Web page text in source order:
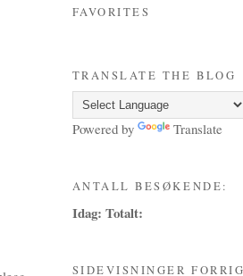
FAVORITES
TRANSLATE THE BLOG
Powered by Translate
ANTALL BESØKENDE:
Idag: Totalt:
SIDEVISNINGER